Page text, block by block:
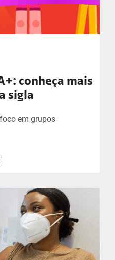
conheça mais
sigla
em grupos